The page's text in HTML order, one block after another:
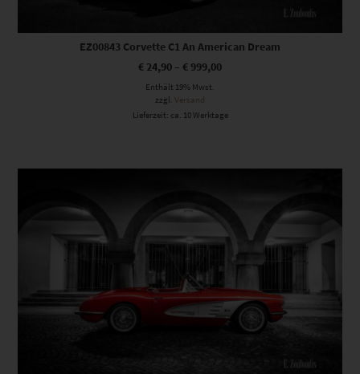
EZ00843 Corvette C1 An American Dream
€ 24,90 – € 999,00
Enthält 19% Mwst.
zzgl. Versand
Lieferzeit: ca. 10 Werktage
Dieses Produkt weist mehrere Varianten auf. Die Optionen können auf der Produktseite gewählt werden